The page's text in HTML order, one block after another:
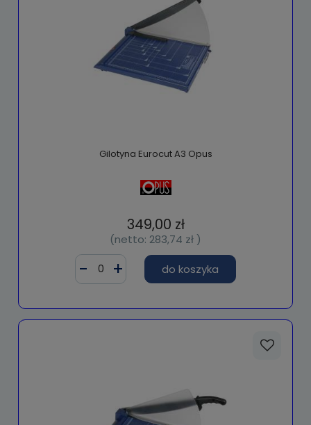
Gilotyna Eurocut A3 Opus
349,00 zł
(netto: 283,74 zł )
do koszyka